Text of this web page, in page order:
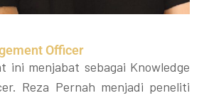
Officer
ini menjabat sebagai Knowledge
Reza Pernah menjadi peneliti